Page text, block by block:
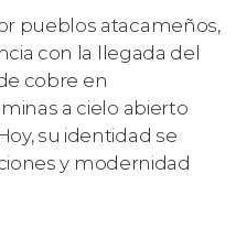
pueblos atacameños,
con la llegada del
cobre en
a cielo abierto
su identidad se
y modernidad